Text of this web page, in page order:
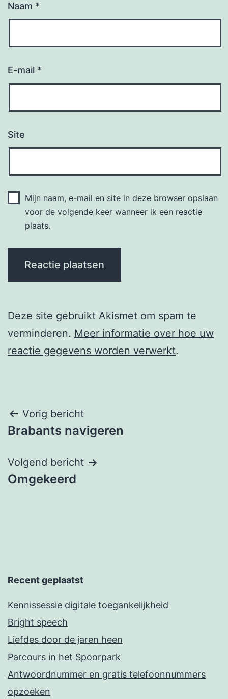
Naam *
E-mail *
Site
Mijn naam, e-mail en site in deze browser opslaan
voor de volgende keer wanneer ik een reactie
plaats.
Deze site gebruikt Akismet om spam te
verminderen. Meer informatie over hoe uw
reactie gegevens worden verwerkt.
Berichtnavigatie
Vorig bericht
Brabants navigeren
Volgend bericht
Omgekeerd
Recent geplaatst
Kennissessie digitale toegankelijkheid
Bright speech
Liefdes door de jaren heen
Parcours in het Spoorpark
Antwoordnummer en gratis telefoonnummers
opzoeken